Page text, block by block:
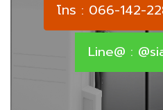
โทร : 066-142-
Line@ :